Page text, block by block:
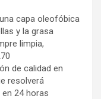
capa oleofóbica
y la grasa
limpia,
de calidad en
resolverá
24 horas